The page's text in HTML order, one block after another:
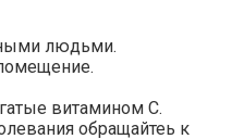
людьми.
витамином C.
обращайтеь к